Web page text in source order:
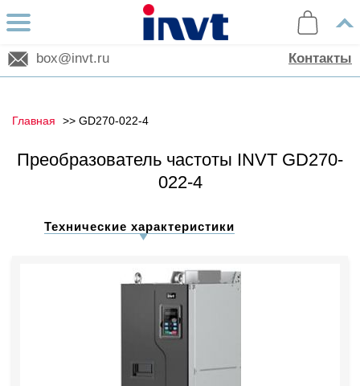
box@invt.ru Контакты
Главная GD270-022-4
Преобразователь частоты INVT GD270-
022-4
Технические характеристики